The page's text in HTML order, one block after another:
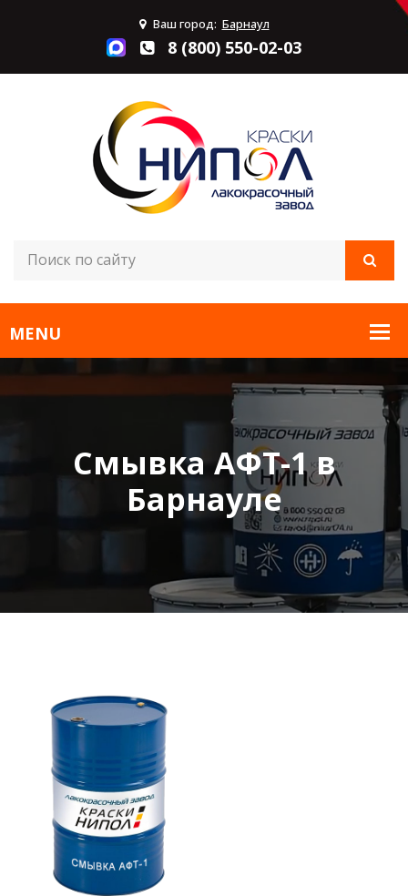
Ваш город: Барнаул
8 (800) 550-02-03
Смывка АФТ-1 в
Барнауле